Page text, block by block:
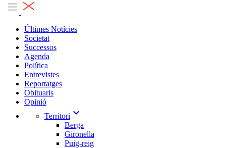
Últimes Notícies
Societat
Successos
Agenda
Política
Entrevistes
Reportatges
Obituaris
Opinió
Territori expand_more
Berga
Gironella
Puig-reig